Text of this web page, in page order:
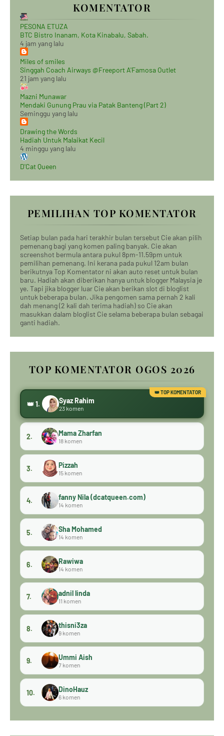
KOMENTATOR
PESONA ETUZA
BTC Bistro Inanam, Kota Kinabalu, Sabah.
4 jam yang lalu
Miles of smiles
Singgah Coach Airways @Freeport A'Famosa Outlet
21 jam yang lalu
Mazni Munawar
Mendaki Gunung Prau via Patak Banteng (Part 2)
Seminggu yang lalu
Drawing the Words
Hadiah Untuk Malaikat Kecil
4 minggu yang lalu
D'Cat Queen
PEMILIHAN TOP KOMENTATOR
Setiap bulan pada hari terakhir bulan tersebut Cie akan pilih
pemenang bagi yang komen paling banyak. Cie akan
screenshot bermula antara pukul 8pm-11.59pm untuk
pemilihan pemenang. Ini kerana pada pukul 12am bulan
berikutnya Top Komentator ni akan auto reset untuk bulan
baru. Hadiah akan diberikan hanya untuk blogger Malaysia je
ye. Tapi jika blogger luar Cie akan berikan slot di bloglist
untuk beberapa bulan. Jika pengomen sama pernah 2 kali
dah menang (2 kali dah terima hadiah) so Cie akan
masukkan dalam bloglist Cie selama beberapa bulan sebagai
ganti hadiah.
TOP KOMENTATOR OGOS 2026
👑 1. Syaz Rahim
23 komen
2. Mama Zharfan
18 komen
3. Pizzah
15 komen
4. fanny Nila (dcatqueen.com)
14 komen
5. Sha Mohamed
14 komen
6. Rawiwa
14 komen
7. adnil linda
11 komen
8. thisni3za
9 komen
9. Ummi Aish
7 komen
10. DinoHauz
6 komen